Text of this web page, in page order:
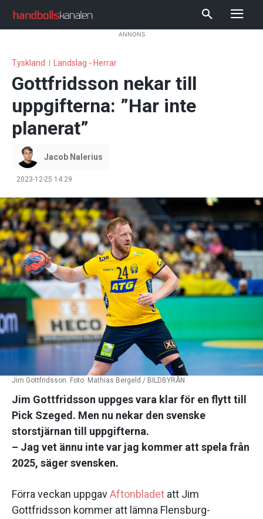
ANNONS
Tyskland Landslag - Herrar
Gottfridsson nekar till
uppgifterna: ”Har inte
planerat”
Jacob Nalerius
2023-12-25 14:29
Jim Gottfridsson. Foto: Mathias Bergeld / BILDBYRÅN
Jim Gottfridsson uppges vara klar för en flytt till
Pick Szeged. Men nu nekar den svenske
storstjärnan till uppgifterna.
– Jag vet ännu inte var jag kommer att spela från
2025, säger svensken.
Förra veckan uppgavAftonbladet att Jim
Gottfridsson kommer att lämna Flensburg-